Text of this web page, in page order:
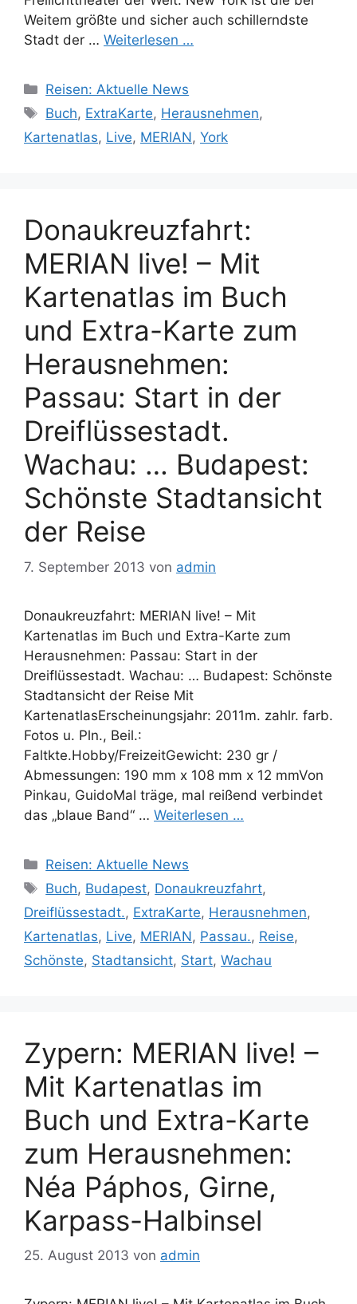
Weitem größte und sicher auch schillerndste
Stadt der … Weiterlesen …
Kategorien
Reisen: Aktuelle News
Schlagwörter
Buch, ExtraKarte, Herausnehmen,
Kartenatlas, Live, MERIAN, York
Donaukreuzfahrt:
MERIAN live! – Mit
Kartenatlas im Buch
und Extra-Karte zum
Herausnehmen:
Passau: Start in der
Dreiflüssestadt.
Wachau: … Budapest:
Schönste Stadtansicht
der Reise
7. September 2013 von admin
Donaukreuzfahrt: MERIAN live! – Mit
Kartenatlas im Buch und Extra-Karte zum
Herausnehmen: Passau: Start in der
Dreiflüssestadt. Wachau: … Budapest: Schönste
Stadtansicht der Reise Mit
KartenatlasErscheinungsjahr: 2011m. zahlr. farb.
Fotos u. Pln., Beil.:
Faltkte.Hobby/FreizeitGewicht: 230 gr /
Abmessungen: 190 mm x 108 mm x 12 mmVon
Pinkau, GuidoMal träge, mal reißend verbindet
das „blaue Band“ … Weiterlesen …
Kategorien
Reisen: Aktuelle News
Schlagwörter
Buch, Budapest, Donaukreuzfahrt,
Dreiflüssestadt., ExtraKarte, Herausnehmen,
Kartenatlas, Live, MERIAN, Passau., Reise,
Schönste, Stadtansicht, Start, Wachau
Zypern: MERIAN live! –
Mit Kartenatlas im
Buch und Extra-Karte
zum Herausnehmen:
Néa Páphos, Girne,
Karpass-Halbinsel
25. August 2013 von admin